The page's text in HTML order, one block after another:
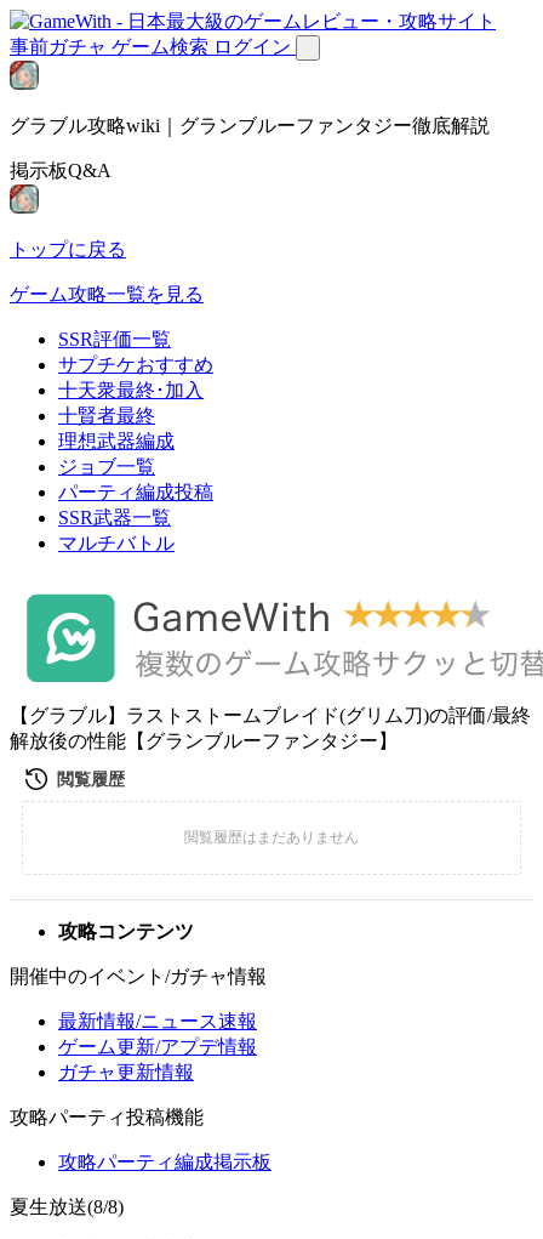
事前ガチャ ゲーム検索 ログイン
グラブル攻略wiki｜グランブルーファンタジー徹底解説
掲示板Q&A
トップに戻る
ゲーム攻略一覧を見る
SSR評価一覧
サプチケおすすめ
十天衆最終･加入
十賢者最終
理想武器編成
ジョブ一覧
パーティ編成投稿
SSR武器一覧
マルチバトル
【グラブル】ラストストームブレイド(グリム刀)の評価/最終
解放後の性能【グランブルーファンタジー】
攻略コンテンツ
開催中のイベント/ガチャ情報
最新情報/ニュース速報
ゲーム更新/アプデ情報
ガチャ更新情報
攻略パーティ投稿機能
攻略パーティ編成掲示板
夏生放送(8/8)